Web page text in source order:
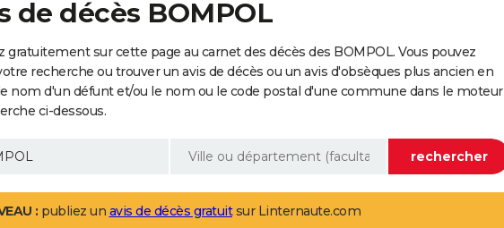
de décès BOMPOL
gratuitement sur cette page au carnet des décès des BOMPOL. Vous pouvez
recherche ou trouver un avis de décès ou un avis d'obsèques plus ancien en
nom d'un défunt et/ou le nom ou le code postal d'une commune dans le moteur
ci-dessous.
: publiez un avis de décès gratuitsur Linternaute.com